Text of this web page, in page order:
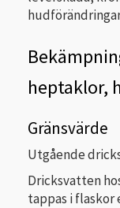
heptaklor,
Gränsvärde
Utgående
Dricksvatten
tappas i flaskor